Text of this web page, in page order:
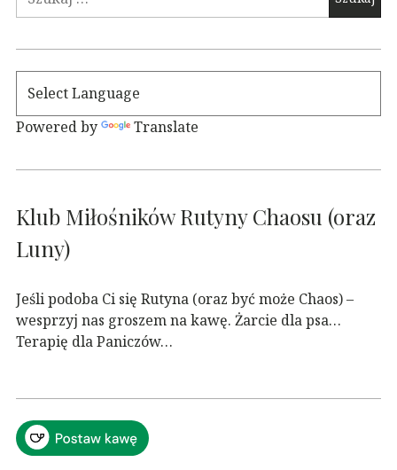
Powered by Translate
Klub Miłośników Rutyny Chaosu (oraz
Luny)
Jeśli podoba Ci się Rutyna (oraz być może Chaos) –
wesprzyj nas groszem na kawę. Żarcie dla psa…
Terapię dla Paniczów…